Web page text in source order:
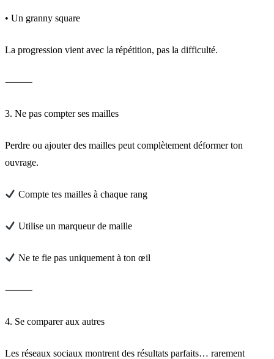
• Un granny square
La progression vient avec la répétition, pas la difficulté.
⸻
3. Ne pas compter ses mailles
Perdre ou ajouter des mailles peut complètement déformer ton
ouvrage.
Compte tes mailles à chaque rang
Utilise un marqueur de maille
Ne te fie pas uniquement à ton œil
⸻
4. Se comparer aux autres
Les réseaux sociaux montrent des résultats parfaits… rarement